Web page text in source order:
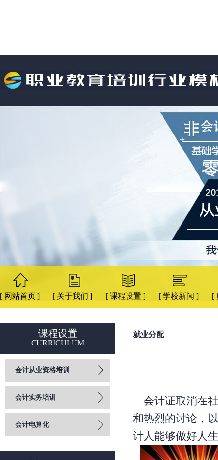
[ 网站首页 ] [ 关于我们 ] [ 课程设置 ] [ 学校新闻 ] [
课程设置
CURRICULUM
会计从业资格培训
会计实务培训
会计电算化
就业分配
会计证取消在
和热烈的讨论，
计人能够做好人